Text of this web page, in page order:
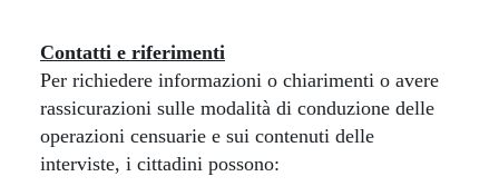
Contatti e riferimenti
Per richiedere informazioni o chiarimenti o avere
rassicurazioni sulle modalità di conduzione delle
operazioni censuarie e sui contenuti delle
interviste, i cittadini possono: